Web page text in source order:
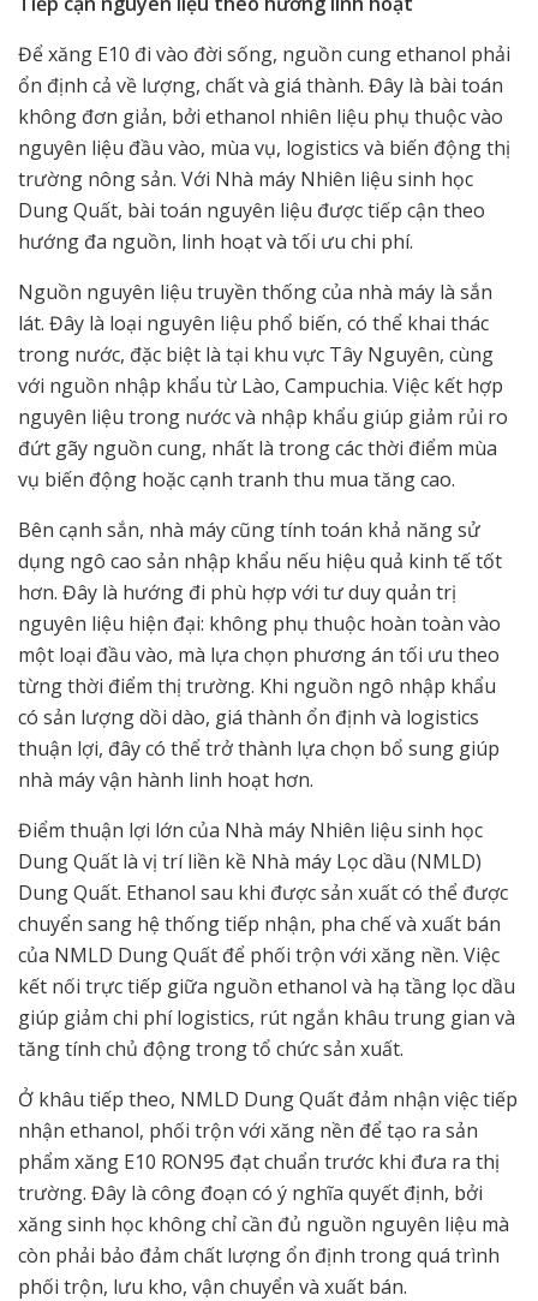
Để xăng E10 đi vào đời sống, nguồn cung ethanol phải
ổn định cả về lượng, chất và giá thành. Đây là bài toán
không đơn giản, bởi ethanol nhiên liệu phụ thuộc vào
nguyên liệu đầu vào, mùa vụ, logistics và biến động thị
trường nông sản. Với Nhà máy Nhiên liệu sinh học
Dung Quất, bài toán nguyên liệu được tiếp cận theo
hướng đa nguồn, linh hoạt và tối ưu chi phí.
Nguồn nguyên liệu truyền thống của nhà máy là sắn
lát. Đây là loại nguyên liệu phổ biến, có thể khai thác
trong nước, đặc biệt là tại khu vực Tây Nguyên, cùng
với nguồn nhập khẩu từ Lào, Campuchia. Việc kết hợp
nguyên liệu trong nước và nhập khẩu giúp giảm rủi ro
đứt gãy nguồn cung, nhất là trong các thời điểm mùa
vụ biến động hoặc cạnh tranh thu mua tăng cao.
Bên cạnh sắn, nhà máy cũng tính toán khả năng sử
dụng ngô cao sản nhập khẩu nếu hiệu quả kinh tế tốt
hơn. Đây là hướng đi phù hợp với tư duy quản trị
nguyên liệu hiện đại: không phụ thuộc hoàn toàn vào
một loại đầu vào, mà lựa chọn phương án tối ưu theo
từng thời điểm thị trường. Khi nguồn ngô nhập khẩu
có sản lượng dồi dào, giá thành ổn định và logistics
thuận lợi, đây có thể trở thành lựa chọn bổ sung giúp
nhà máy vận hành linh hoạt hơn.
Điểm thuận lợi lớn của Nhà máy Nhiên liệu sinh học
Dung Quất là vị trí liền kề Nhà máy Lọc dầu (NMLD)
Dung Quất. Ethanol sau khi được sản xuất có thể được
chuyển sang hệ thống tiếp nhận, pha chế và xuất bán
của NMLD Dung Quất để phối trộn với xăng nền. Việc
kết nối trực tiếp giữa nguồn ethanol và hạ tầng lọc dầu
giúp giảm chi phí logistics, rút ngắn khâu trung gian và
tăng tính chủ động trong tổ chức sản xuất.
Ở khâu tiếp theo, NMLD Dung Quất đảm nhận việc tiếp
nhận ethanol, phối trộn với xăng nền để tạo ra sản
phẩm xăng E10 RON95 đạt chuẩn trước khi đưa ra thị
trường. Đây là công đoạn có ý nghĩa quyết định, bởi
xăng sinh học không chỉ cần đủ nguồn nguyên liệu mà
còn phải bảo đảm chất lượng ổn định trong quá trình
phối trộn, lưu kho, vận chuyển và xuất bán.